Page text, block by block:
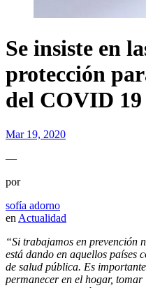
Se insiste en
protección
del COVID 19
Mar 19, 2020
—
por
sofía adorno
en Actualidad
“Si trabajamos en prevención
está dando en aquellos países
de salud pública. Es
permanecer en el hogar,